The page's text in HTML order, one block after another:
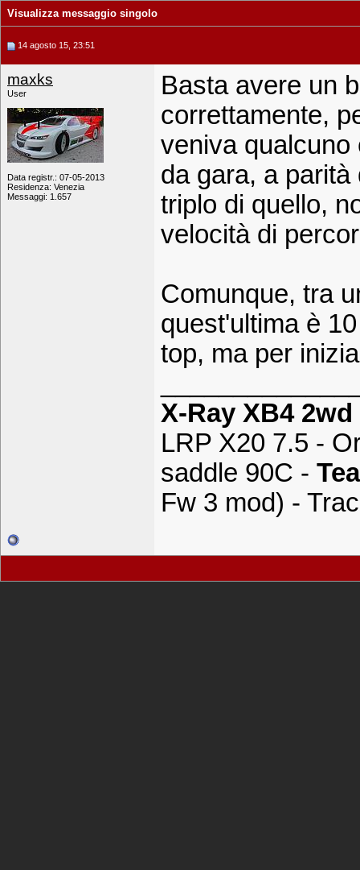
Visualizza messaggio singolo
14 agosto 15, 23:51
maxks
User
Data registr.: 07-05-2013
Residenza: Venezia
Messaggi: 1.657
Basta avere un
correttamente,
veniva
da gara, a
triplo di quello,
velocità di
Comunque, tra
quest'ultima è
top, ma per
X-Ray XB4 2wd
LRP X20 7.5 -
saddle 90C -
Fw 3 mod) -